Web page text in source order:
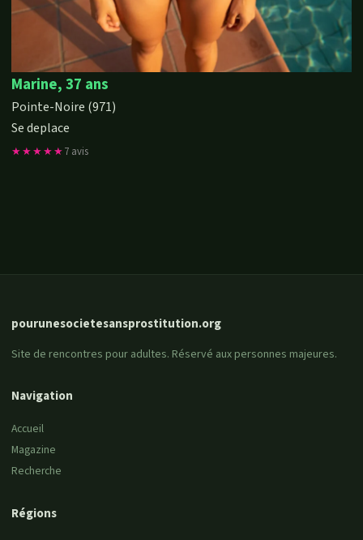
Marine, 37 ans
Pointe-Noire (971)
Se deplace
★★★★★7 avis
pourunesocietesansprostitution.org
Site de rencontres pour adultes. Réservé aux personnes majeures.
Navigation
Accueil
Magazine
Recherche
Régions